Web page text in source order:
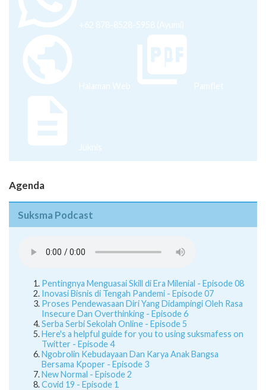
+62 878-8528-5958 (Ayumi)
Halaman Web Pamflet
Juknis
Agenda
Suksma Podcast
Pentingnya Menguasai Skill di Era Milenial - Episode 08
Inovasi Bisnis di Tengah Pandemi - Episode 07
Proses Pendewasaan Diri Yang Didampingi Oleh Rasa
Insecure Dan Overthinking - Episode 6
Serba Serbi Sekolah Online - Episode 5
Here's a helpful guide for you to using suksmafess on
Twitter - Episode 4
Ngobrolin Kebudayaan Dan Karya Anak Bangsa
Bersama Kpoper - Episode 3
New Normal - Episode 2
Covid 19 - Episode 1